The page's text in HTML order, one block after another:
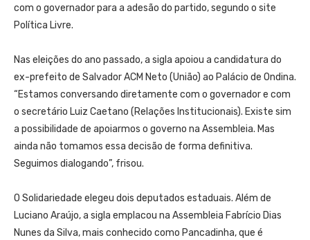
com o governador para a adesão do partido, segundo o site
Política Livre.
Nas eleições do ano passado, a sigla apoiou a candidatura do
ex-prefeito de Salvador ACM Neto (União) ao Palácio de Ondina.
“Estamos conversando diretamente com o governador e com
o secretário Luiz Caetano (Relações Institucionais). Existe sim
a possibilidade de apoiarmos o governo na Assembleia. Mas
ainda não tomamos essa decisão de forma definitiva.
Seguimos dialogando”, frisou.
O Solidariedade elegeu dois deputados estaduais. Além de
Luciano Araújo, a sigla emplacou na Assembleia Fabrício Dias
Nunes da Silva, mais conhecido como Pancadinha, que é